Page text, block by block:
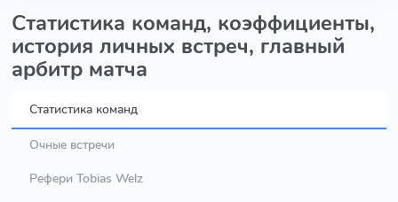
Статистика команд, коэффициенты,
история личных встреч, главный
арбитр матча
Статистика команд
Очные встречи
Рефери Tobias Welz